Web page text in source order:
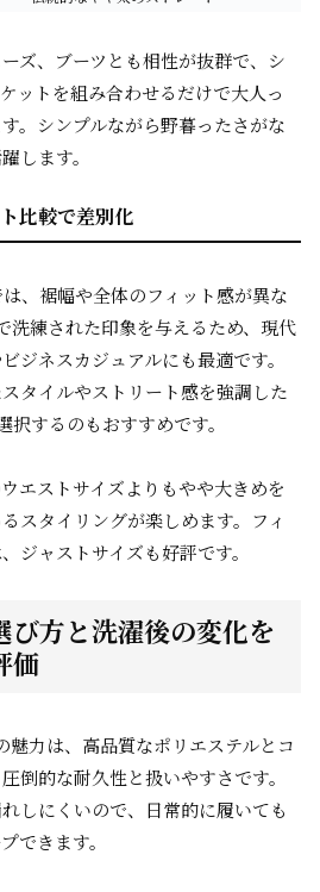
ズ、ブーツとも相性が抜群で、シ
ットを組み合わせるだけで大人っ
。シンプルながら野暮ったさがな
します。
比較で差別化
、裾幅や全体のフィット感が異な
洗練された印象を与えるため、現代
ジネスカジュアルにも最適です。
タイルやストリート感を強調した
するのもおすすめです。
エストサイズよりもやや大きめを
スタイリングが楽しめます。フィ
ジャストサイズも好評です。
び方と洗濯後の変化を
価
魅力は、高品質なポリエステルとコ
倒的な耐久性と扱いやすさです。
しにくいので、日常的に履いても
できます。